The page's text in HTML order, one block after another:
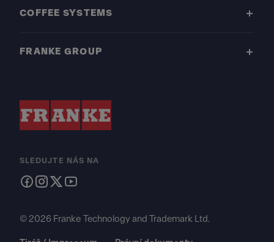
COFFEE SYSTEMS
FRANKE GROUP
SLEDUJTE NÁS NA
© 2026 Franke Technology and Trademark Ltd.